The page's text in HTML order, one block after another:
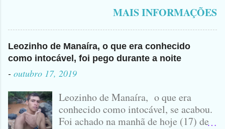
vulgo ( CORRÓ ) falou como tudo aconteceu ...
MAIS INFORMAÇÕES
Leozinho de Manaíra, o que era conhecido
como intocável, foi pego durante a noite
- outubro 17, 2019
Leozinho de Manaíra, o que era
conhecido como intocável, se acabou.
Foi achado na manhã de hoje (17) de